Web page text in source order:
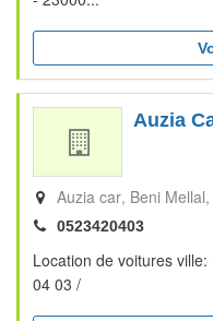
Auzia
Auzia car Beni Mellal
0523420403
Location de voitures
04 03 /